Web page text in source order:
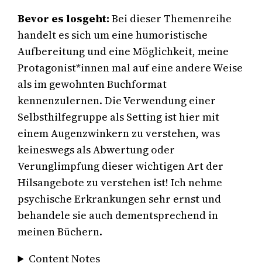
Bevor es losgeht: Bei dieser Themenreihe
handelt es sich um eine humoristische
Aufbereitung und eine Möglichkeit, meine
Protagonist*innen mal auf eine andere Weise
als im gewohnten Buchformat
kennenzulernen. Die Verwendung einer
Selbsthilfegruppe als Setting ist hier mit
einem Augenzwinkern zu verstehen, was
keineswegs als Abwertung oder
Verunglimpfung dieser wichtigen Art der
Hilsangebote zu verstehen ist! Ich nehme
psychische Erkrankungen sehr ernst und
behandele sie auch dementsprechend in
meinen Büchern.
Content Notes